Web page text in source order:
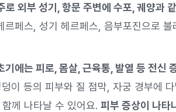
외부 성기, 항문 주변에 수포, 궤양과
르페스, 성기 헤르페스, 음부포진으로 불
기에는 피로, 몸살, 근육통, 발열 등 전신
이 등의 피부와 질 점막, 자궁 경부에
께 나타날 수 있어요. 피부 증상이 나타